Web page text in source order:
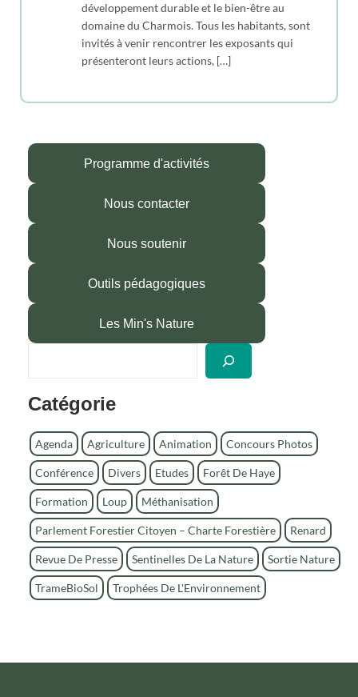
développement durable et le bien-être au
domaine du Charmois. Tous les habitants, sont
invités à venir rencontrer les exposants qui
présenteront leurs actions, […]
Programme d'activités
Nous contacter
Nous soutenir
Outils pédagogiques
Les Min's Nature
h
r
c
e
r
Catégorie
Agenda Agriculture Animation Concours Photos
Conférence Divers Etudes Forêt De Haye
Formation Loup Méthanisation
Parlement Forestier Citoyen – Charte Forestière Renard
Revue De Presse Sentinelles De La Nature Sortie Nature
TrameBioSol Trophées De L'Environnement